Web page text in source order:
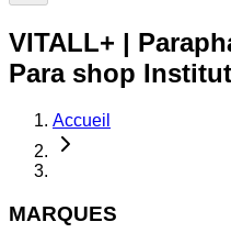
VITALL+ |
Para shop Institut
Accueil
MARQUES